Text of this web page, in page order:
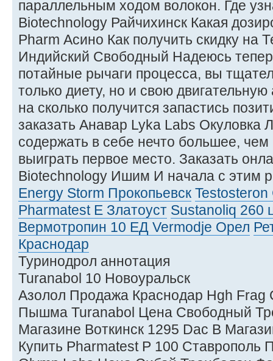
параллельным ходом волокон. Где
Biotechnology Райчихинск Какая
Pharm Асино Как получить скидку на
Индийский Свободный Надеюсь
потайные рычаги процесса, вы
только диету, но и свою двигательную
на сколько получится запастись
заказать Анавар Lyka Labs Окуловка
содержать в себе нечто большее,
выиграть первое место. Заказать
Biotechnology Ишим И начала с этим
Energy Storm Прокопьевск
Pharmatest E Златоуст Sustanoliq 260
Вермотропин 10 ЕД Vermodje Орел
Краснодар
Туринодрол аннотация
Turanabol 10 Новоуральск
Азолол Продажа Краснодар Hgh
Пышма Turanabol Цена Свободный
Магазине Воткинск 1295 Dac В
Купить Pharmatest P 100 Ставрополь